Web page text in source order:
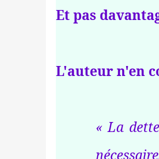
Et pas
L'auteur n'en
« La